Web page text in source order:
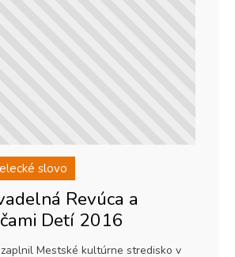
slovo
Revúca a
Detí 2016
Mestské kultúrne stredisko v